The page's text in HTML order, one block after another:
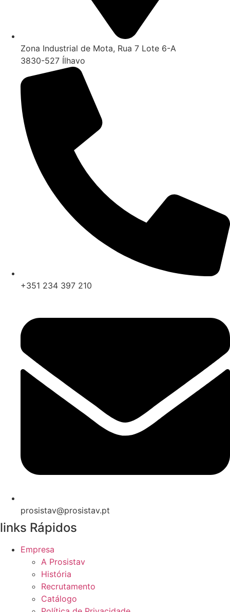
Zona Industrial de Mota, Rua 7 Lote 6-A
3830-527 Ílhavo
+351 234 397 210
prosistav@prosistav.pt
links Rápidos
Empresa
A Prosistav
História
Recrutamento
Catálogo